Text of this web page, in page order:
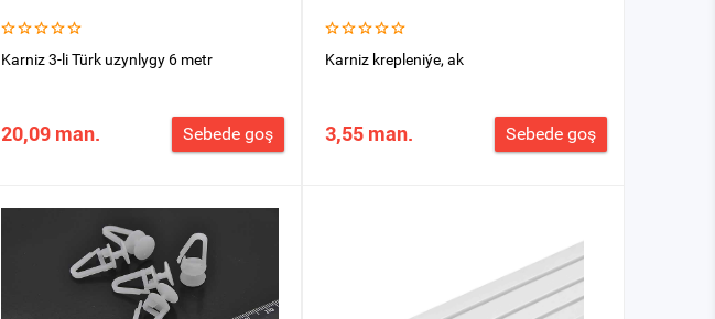
Karniz 3-li Türk uzynlygy 6 metr
20,09 man. Sebede goş
Karniz krepleniýe, ak
3,55 man. Sebede goş